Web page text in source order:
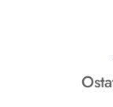
Pomiń